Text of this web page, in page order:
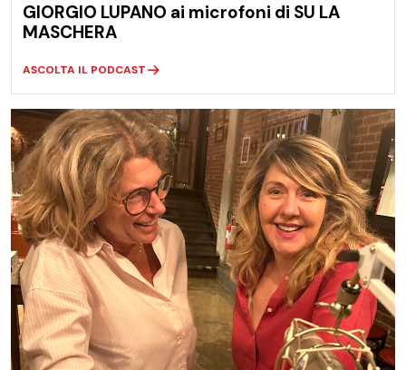
GIORGIO LUPANO ai microfoni di SU LA
MASCHERA
ASCOLTA IL PODCAST